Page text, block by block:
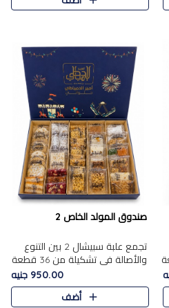
قطعة
صندوق المولد الخاص 2
تجمع علبة سبيشال 2 بين التنوع
والأصالة في تشكيلة من 36 قطعة
تضم أشهر حلويات المولد الشرقية.
تحتوي العلبة على الجزرية بالفول،
والجزرية بالبن..
950.00 جنيه
أضف